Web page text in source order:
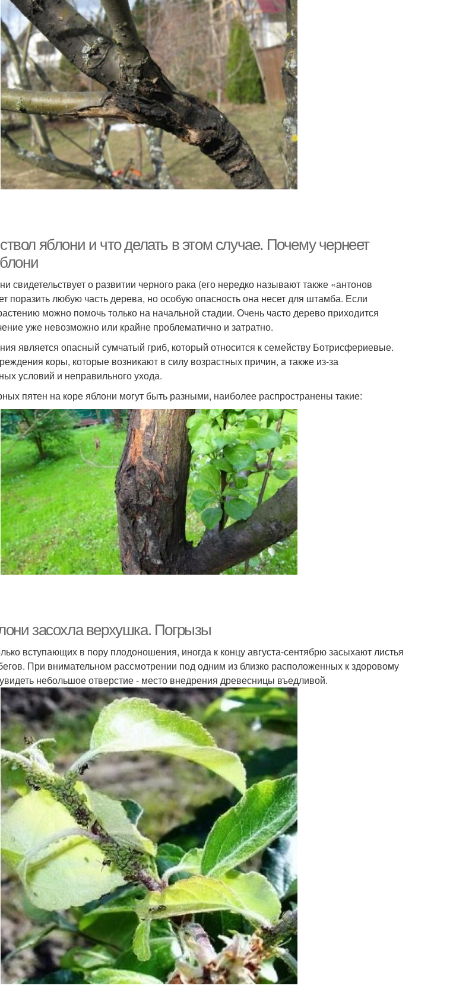
яблони и что делать в этом случае. Почему чернеет
свидетельствует о развитии черного рака (его нередко называют также «антонов
поразить любую часть дерева, но особую опасность она несет для штамба. Если
можно помочь только на начальной стадии. Очень часто дерево приходится
уже невозможно или крайне проблематично и затратно.
является опасный сумчатый гриб, который относится к семейству Ботрисфериевые.
коры, которые возникают в силу возрастных причин, а также из-за
условий и неправильного ухода.
пятен на коре яблони могут быть разными, наиболее распространены такие:
засохла верхушка. Погрызы
вступающих в пору плодоношения, иногда к концу августа-сентябрю засыхают листья
При внимательном рассмотрении под одним из близко расположенных к здоровому
небольшое отверстие - место внедрения древесницы въедливой.